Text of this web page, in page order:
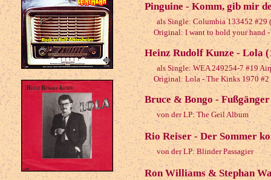
Pinguine - Komm, gib mir
als Single: Columbia 133452 #29
Original: I want to hold your hand -
Heinz Rudolf Kunze - Lola
als Single: WEA 249254-7 #19
Original: Lola - The Kinks 1970 #2
Bruce & Bongo -
von der LP: The Geil Album
Rio Reiser - Der Sommer
von der LP: Blinder Passagier
Ron Williams & Stephan